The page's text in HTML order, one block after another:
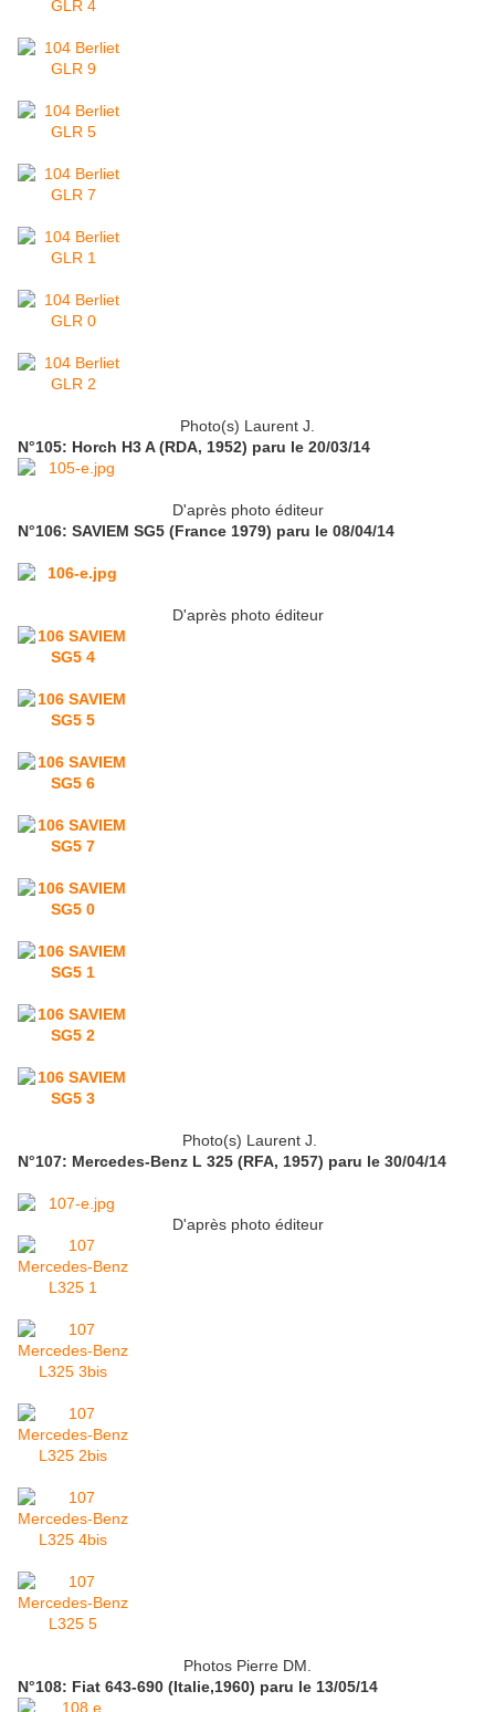
Photo(s) Laurent J.
N°105: Horch H3 A (RDA, 1952) paru le 20/03/14
D'après photo éditeur
N°106: SAVIEM SG5 (France 1979) paru le 08/04/14
D'après photo éditeur
Photo(s) Laurent J.
N°107: Mercedes-Benz L 325 (RFA, 1957) paru le 30/04/14
D'après photo éditeur
Photos Pierre DM.
N°108: Fiat 643-690 (Italie,1960) paru le 13/05/14